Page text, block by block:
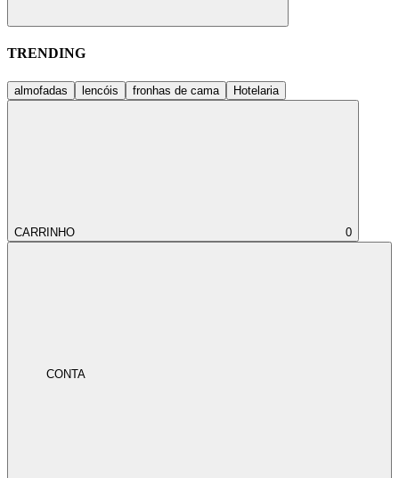
TRENDING
almofadas lencóis fronhas de cama Hotelaria
CARRINHO 0
CONTA